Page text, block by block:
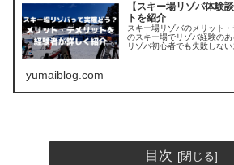
【スキー場リゾバ体験
トを紹介
スキー場リゾバのメリット
のスキー場でリゾバ経験のあ
リゾバ初心者でも失敗しな
yumaiblog.com
目次